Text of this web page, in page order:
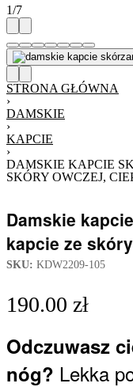
1/7
STRONA GŁÓWNA
›
DAMSKIE
›
KAPCIE
›
DAMSKIE KAPCIE
SKÓRY OWCZEJ,
Damskie
kapcie ze
SKU: KDW2209-105
190.00 zł
Odczuwasz
nóg? Lekka